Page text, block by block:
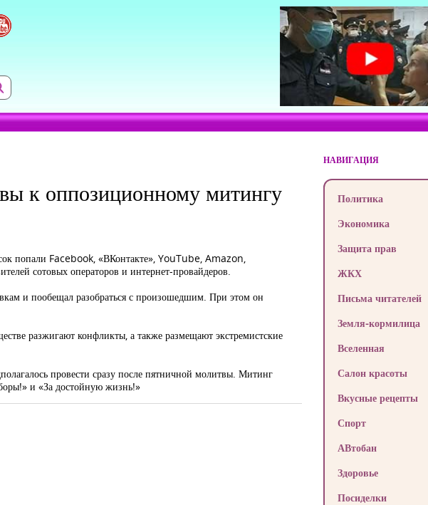
к оппозиционному митингу
попали Facebook, «ВКонтакте», YouTube, Amazon,
сотовых операторов и интернет-провайдеров.
и пообещал разобраться с произошедшим. При этом он
разжигают конфликты, а также размещают экстремистские
провести сразу после пятничной молитвы. Митинг
и «За достойную жизнь!»
НАВИГАЦИЯ
Политика
Экономика
Защита прав
ЖКХ
Письма читателей
Земля-кормилица
Вселенная
Салон красоты
Вкусные рецепты
Спорт
АВтобан
Здоровье
Посиделки